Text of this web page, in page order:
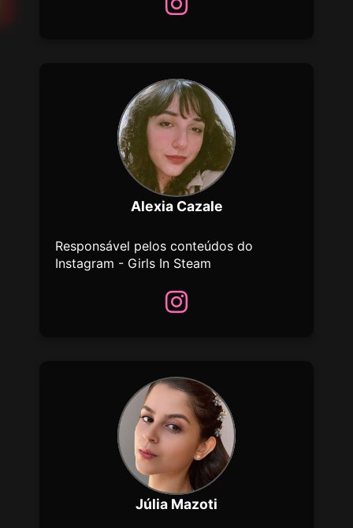
Alexia Cazale
Responsável pelos conteúdos do
Instagram - Girls In Steam
Júlia Mazoti